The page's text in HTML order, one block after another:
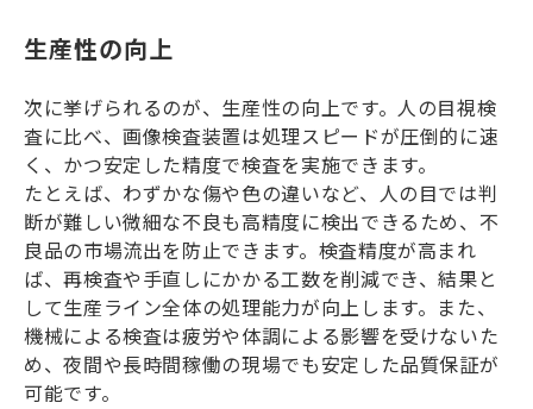
生産性の向上
次に挙げられるのが、生産性の向上です。人の目視検
査に比べ、画像検査装置は処理スピードが圧倒的に速
く、かつ安定した精度で検査を実施できます。
たとえば、わずかな傷や色の違いなど、人の目では判
断が難しい微細な不良も高精度に検出できるため、不
良品の市場流出を防止できます。検査精度が高まれ
ば、再検査や手直しにかかる工数を削減でき、結果と
して生産ライン全体の処理能力が向上します。また、
機械による検査は疲労や体調による影響を受けないた
め、夜間や長時間稼働の現場でも安定した品質保証が
可能です。